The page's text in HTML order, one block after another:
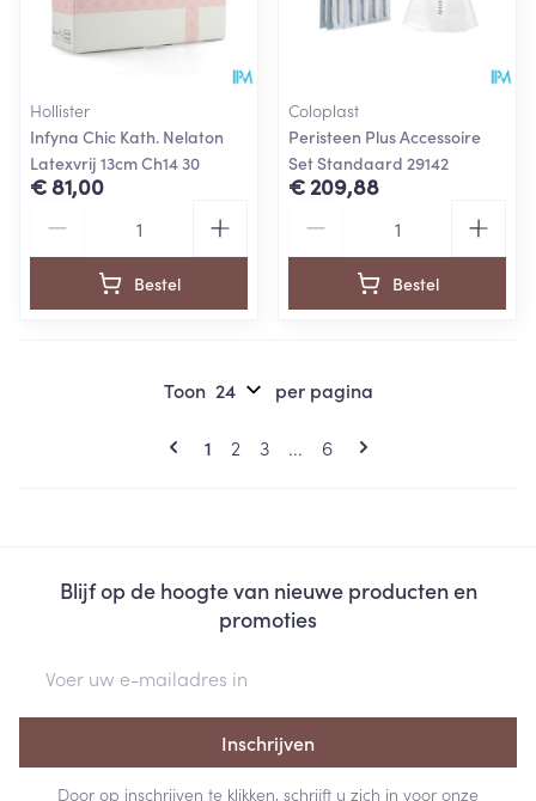
Hollister
Infyna Chic Kath. Nelaton
Latexvrij 13cm Ch14 30
€ 81,00
Bestel
Coloplast
Peristeen Plus Accessoire
Set Standaard 29142
€ 209,88
Bestel
Pagina's
U lees momenteel pagina
1 Pagina
2 Pagina
3 ... Pagina
6
Toon per pagina
Blijf op de hoogte van nieuwe producten en
promoties
Inschrijven
Door op inschrijven te klikken, schrijft u zich in voor onze